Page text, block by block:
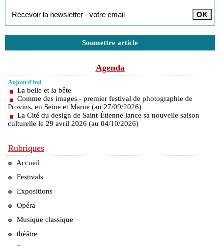
Soumettre article
Agenda
Aujourd'hui
La belle et la bête
Comme des images - premier festival de photographie de
Provins, en Seine et Marne (au 27/09/2026)
La Cité du design de Saint-Étienne lance sa nouvelle saison
culturelle le 29 avril 2026 (au 04/10/2026)
Rubriques
Accueil
Festivals
Expositions
Opéra
Musique classique
théâtre